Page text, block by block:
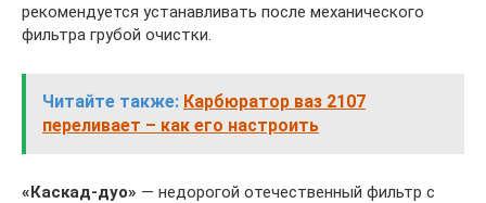
рекомендуется устанавливать после механического
фильтра грубой очистки.
Читайте также: Карбюратор ваз 2107
переливает – как его настроить
«Каскад-дуо» — недорогой отечественный фильтр с